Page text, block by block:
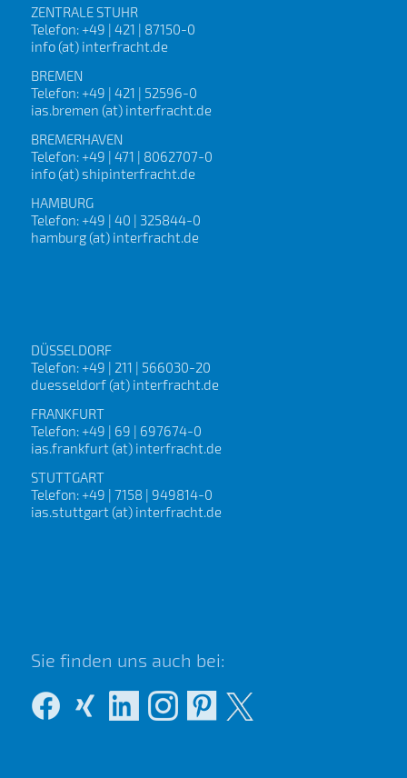
ZENTRALE STUHR
Telefon: +49 | 421 | 87150-0
info (at) interfracht.de
BREMEN
Telefon: +49 | 421 | 52596-0
ias.bremen (at) interfracht.de
BREMERHAVEN
Telefon: +49 | 471 | 8062707-0
info (at) shipinterfracht.de
HAMBURG
Telefon: +49 | 40 | 325844-0
hamburg (at) interfracht.de
DÜSSELDORF
Telefon: +49 | 211 | 566030-20
duesseldorf (at) interfracht.de
FRANKFURT
Telefon: +49 | 69 | 697674-0
ias.frankfurt (at) interfracht.de
STUTTGART
Telefon: +49 | 7158 | 949814-0
ias.stuttgart (at) interfracht.de
Sie finden uns auch bei: